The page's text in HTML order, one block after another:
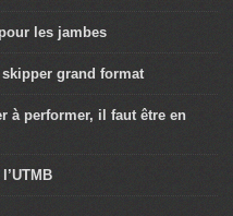
les jambes
skipper grand format
à performer, il faut être en